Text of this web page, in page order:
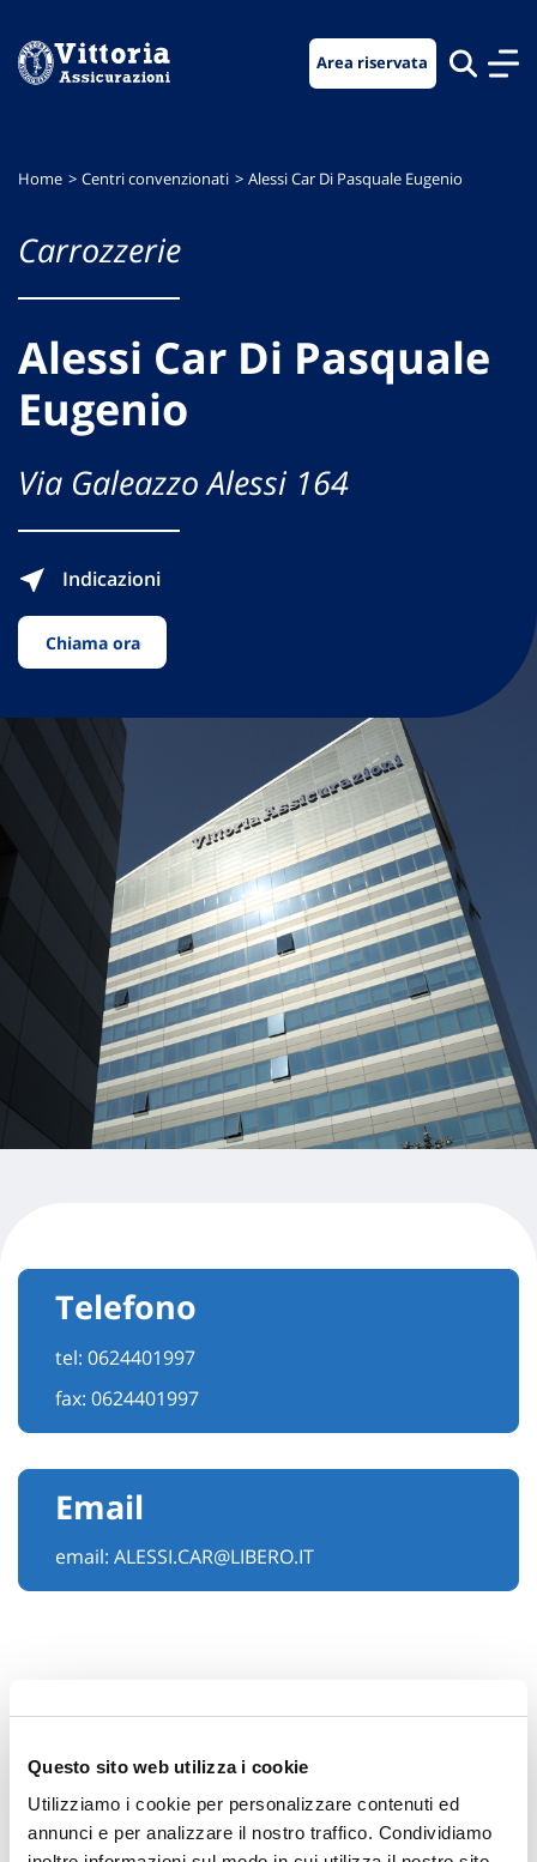
Questo sito web utilizza i cookie
Utilizziamo i cookie per personalizzare contenuti ed
annunci e per analizzare il nostro traffico. Condividiamo
menu
contenuto
footer
Area riservata
Home Centri convenzionati Alessi Car Di Pasquale Eugenio
Carrozzerie
Alessi Car Di Pasquale
Eugenio
Via Galeazzo Alessi 164
Indicazioni
Chiama ora
Telefono
tel: 0624401997
fax: 0624401997
Email
email: ALESSI.CAR@LIBERO.IT